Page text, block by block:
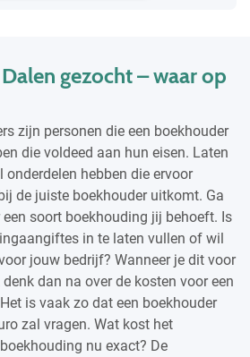
gezocht – waar op
zijn personen die een boekhouder
die voldeed aan hun eisen. Laten
onderdelen hebben die ervoor
de juiste boekhouder uitkomt. Ga
soort boekhouding jij behoeft. Is
in te laten vullen of wil
jouw bedrijf? Wanneer je dit voor
dan na over de kosten voor een
is vaak zo dat een boekhouder
zal vragen. Wat kost het
nu exact? De